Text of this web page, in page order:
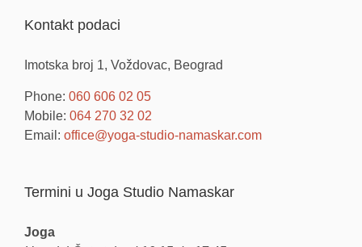
Kontakt podaci
Imotska broj 1, Voždovac, Beograd
Phone: 060 606 02 05
Mobile: 064 270 32 02
Email: office@yoga-studio-namaskar.com
Termini u Joga Studio Namaskar
Joga